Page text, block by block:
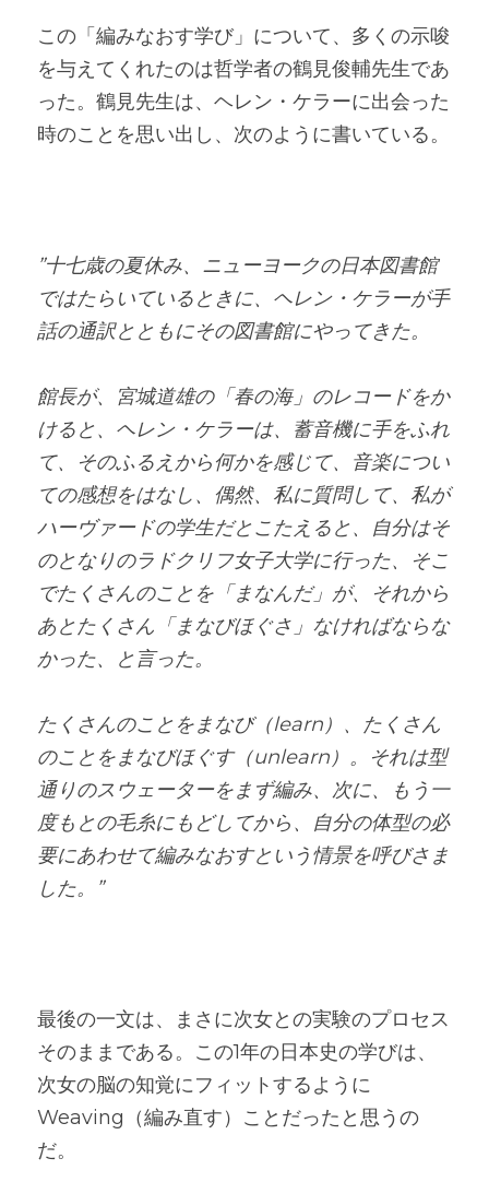
この「編みなおす学び」について、多くの示唆
を与えてくれたのは哲学者の鶴見俊輔先生であ
った。鶴見先生は、ヘレン・ケラーに出会った
時のことを思い出し、次のように書いている。
”十七歳の夏休み、ニューヨークの日本図書館
ではたらいているときに、ヘレン・ケラーが手
話の通訳とともにその図書館にやってきた。
館長が、宮城道雄の「春の海」のレコードをか
けると、ヘレン・ケラーは、蓄音機に手をふれ
て、そのふるえから何かを感じて、音楽につい
ての感想をはなし、偶然、私に質問して、私が
ハーヴァードの学生だとこたえると、自分はそ
のとなりのラドクリフ女子大学に行った、そこ
でたくさんのことを「まなんだ」が、それから
あとたくさん「まなびほぐさ」なければならな
かった、と言った。
たくさんのことをまなび（learn）、たくさん
のことをまなびほぐす（unlearn）。それは型
通りのスウェーターをまず編み、次に、もう一
度もとの毛糸にもどしてから、自分の体型の必
要にあわせて編みなおすという情景を呼びさま
した。”
最後の一文は、まさに次女との実験のプロセス
そのままである。この1年の日本史の学びは、
次女の脳の知覚にフィットするように
Weaving（編み直す）ことだったと思うの
だ。